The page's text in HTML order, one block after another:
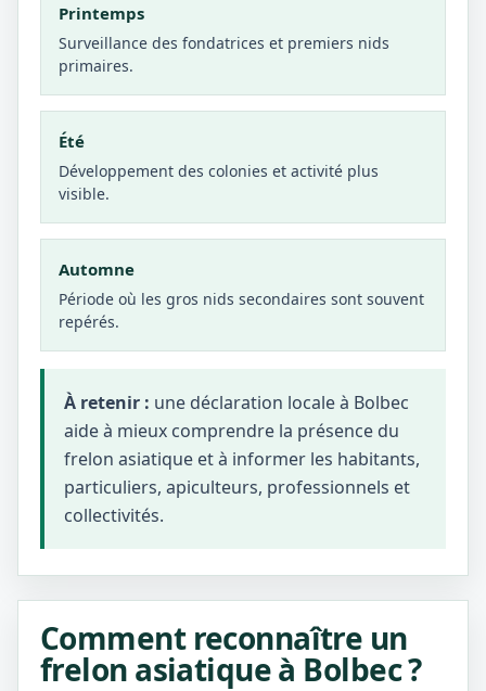
Printemps
Surveillance des fondatrices et premiers nids
primaires.
Été
Développement des colonies et activité plus
visible.
Automne
Période où les gros nids secondaires sont souvent
repérés.
À retenir : une déclaration locale à Bolbec
aide à mieux comprendre la présence du
frelon asiatique et à informer les habitants,
particuliers, apiculteurs, professionnels et
collectivités.
Comment reconnaître un
frelon asiatique à Bolbec ?